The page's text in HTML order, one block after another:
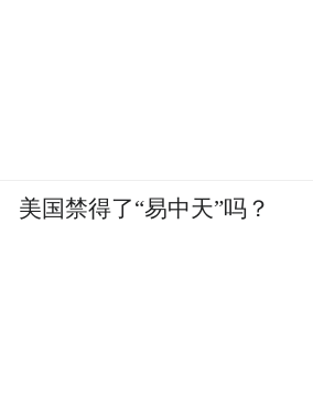
美国禁得了“易中天”吗？